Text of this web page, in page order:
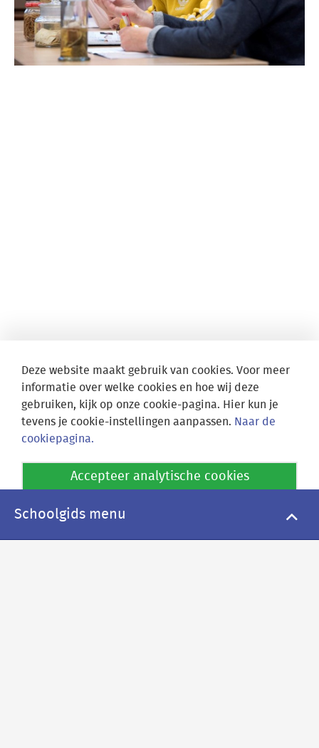
Schoolgids menu
Deze website maakt gebruik van cookies. Voor meer
informatie over welke cookies en hoe wij deze
gebruiken, kijk op onze cookie-pagina. Hier kun je
tevens je cookie-instellingen aanpassen. Naar de
cookiepagina.
Accepteer analytische cookies
Weiger analytische cookies
Fruinlaan 15
Locatie Socrates